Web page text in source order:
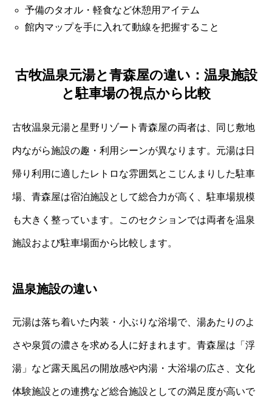
予備のタオル・軽食など休憩用アイテム
館内マップを手に入れて動線を把握すること
古牧温泉元湯と青森屋の違い：温泉施設
と駐車場の視点から比較
古牧温泉元湯と星野リゾート青森屋の両者は、同じ敷地
内ながら施設の趣・利用シーンが異なります。元湯は日
帰り利用に適したレトロな雰囲気とこじんまりした駐車
場、青森屋は宿泊施設として総合力が高く、駐車場規模
も大きく整っています。このセクションでは両者を温泉
施設および駐車場面から比較します。
温泉施設の違い
元湯は落ち着いた内装・小ぶりな浴場で、湯あたりのよ
さや泉質の濃さを求める人に好まれます。青森屋は「浮
湯」など露天風呂の開放感や内湯・大浴場の広さ、文化
体験施設との連携など総合施設としての満足度が高いで